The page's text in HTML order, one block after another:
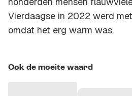
Vierdaagse in 2022 werd
omdat het erg warm was.
Ook de moeite waard